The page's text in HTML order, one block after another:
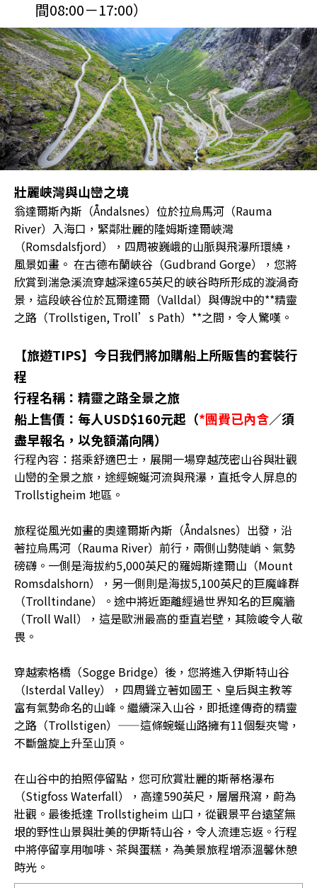
間08:00－17:00）
壯麗峽灣與山巒之境
翁達爾斯內斯（Åndalsnes）位於拉烏馬河（Rauma
River）入海口，緊鄰壯麗的隆姆斯達爾峽灣
（Romsdalsfjord），四周被巍峨的山脈與飛瀑所環繞，
風景如畫。 在古德布蘭峽谷（Gudbrand Gorge），您將
欣賞到湍急溪流穿越深達65英尺的峽谷時所形成的漩渦奇
景，這段峽谷位於瓦爾達爾（Valldal）與傳說中的**精靈
之路（Trollstigen, Troll’s Path）**之間，令人驚嘆。
【旅遊TIPS】今日我們將加購船上所販售的套裝行
程
行程名稱：精靈之路全景之旅
船上售價：每人USD$160元起（*團費已內含／須
盡早報名，以免額滿向隅）
行程內容：搭乘舒適巴士，展開一場穿越茂密山谷與壯觀
山巒的全景之旅，途經蜿蜒河流與飛瀑，直抵令人屏息的
Trollstigheim 地區。
旅程從風光如畫的奧達爾斯內斯（Åndalsnes）出發，沿
著拉烏馬河（Rauma River）前行，兩側山勢陡峭、氣勢
磅礴。一側是海拔約5,000英尺的羅姆斯達爾山（Mount
Romsdalshorn），另一側則是海拔5,100英尺的巨魔峰群
（Trolltindane）。途中將近距離經過世界知名的巨魔牆
（Troll Wall），這是歐洲最高的垂直岩壁，其險峻令人敬
畏。
穿越索格橋（Sogge Bridge）後，您將進入伊斯特山谷
（Isterdal Valley），四周聳立著如國王、皇后與主教等
富有氣勢命名的山峰。繼續深入山谷，即抵達傳奇的精靈
之路（Trollstigen）——這條蜿蜒山路擁有11個髮夾彎，
不斷盤旋上升至山頂。
在山谷中的拍照停留點，您可欣賞壯麗的斯蒂格瀑布
（Stigfoss Waterfall），高達590英尺，層層飛瀉，蔚為
壯觀。最後抵達 Trollstigheim 山口，從觀景平台遠望無
垠的野性山景與壯美的伊斯特山谷，令人流連忘返。行程
中將停留享用咖啡、茶與蛋糕，為美景旅程增添溫馨休憩
時光。